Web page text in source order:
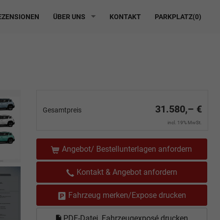
ÜBER UNS KONTAKT PARKPLATZ(0)
Gesamtpreis 31.580,– €
incl. 19% MwSt.
Angebot/ Bestellunterlagen anfordern
Kontakt & Angebot anfordern
Fahrzeug merken/Expose drucken